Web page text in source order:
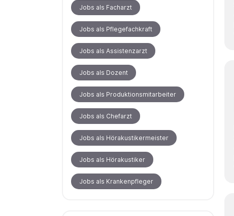
Jobs als Facharzt
Jobs als Pflegefachkraft
Jobs als Assistenzarzt
Jobs als Dozent
Jobs als Produktionsmitarbeiter
Jobs als Chefarzt
Jobs als Hörakustikermeister
Jobs als Hörakustiker
Jobs als Krankenpfleger